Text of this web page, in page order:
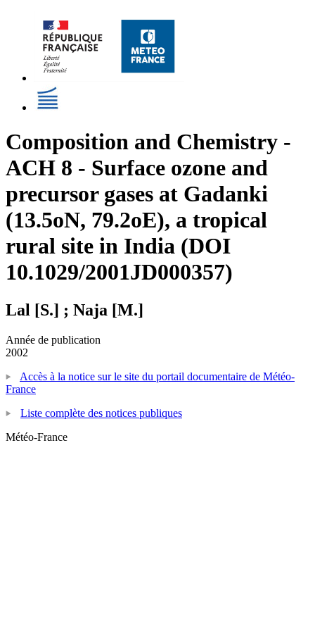
Composition and Chemistry -
ACH 8 - Surface ozone and
precursor gases at Gadanki
(13.5oN, 79.2oE), a tropical
rural site in India (DOI
10.1029/2001JD000357)
Lal [S.] ; Naja [M.]
Année de publication
2002
Accès à la notice sur le site du portail documentaire de Météo-
France
Liste complète des notices publiques
Météo-France